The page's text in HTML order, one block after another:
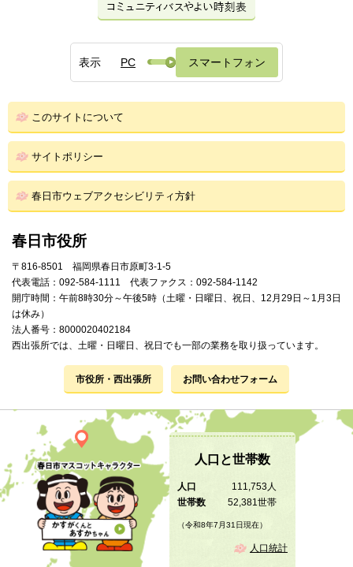
表示 PC スマートフォン
このサイトについて
サイトポリシー
春日市ウェブアクセシビリティ方針
春日市役所
〒816-8501 福岡県春日市原町3-1-5
代表電話：092-584-1111 代表ファクス：092-584-1142
開庁時間：午前8時30分～午後5時（土曜・日曜日、祝日、12月29日～1月3日
は休み）
法人番号：8000020402184
西出張所では、土曜・日曜日、祝日でも一部の業務を取り扱っています。
市役所・西出張所 お問い合わせフォーム
人口と世帯数
人口
111,753人
世帯数
52,381世帯
（令和8年7月31日現在）
人口統計